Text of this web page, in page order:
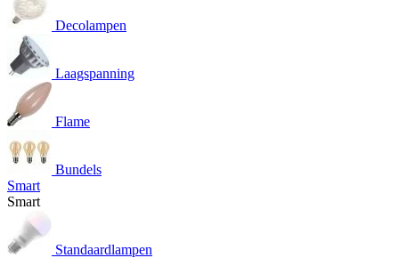
Decolampen
Laagspanning
Flame
Bundels
Smart
Smart
Standaardlampen